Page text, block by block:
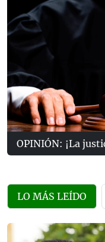
OPINIÓN: ¡La
LO MÁS LEÍDO